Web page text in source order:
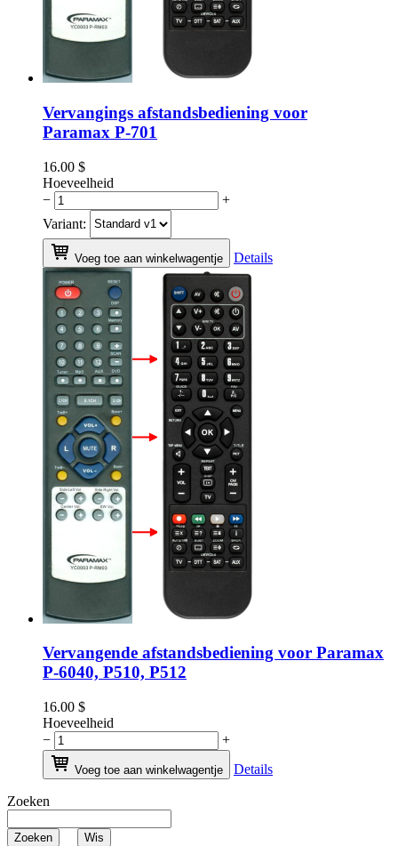
Vervangings afstandsbediening voor
Paramax P-701
16.00 $
Hoeveelheid
−
+
Variant:
Voeg toe aan winkelwagentje Details
Vervangende afstandsbediening voor Paramax
P-6040, P510, P512
16.00 $
Hoeveelheid
−
+
Voeg toe aan winkelwagentje Details
Zoeken